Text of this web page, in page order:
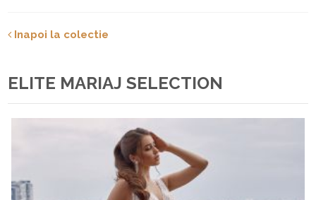
Inapoi la colectie
ELITE MARIAJ SELECTION